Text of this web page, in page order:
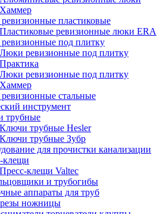
Хаммер
пластиковые
Пластиковые ревизионные люки ERA
под плитку
Люки ревизионные под плитку
Практика
Люки ревизионные под плитку
Хаммер
стальные
инструмент
трубные
Ключи трубные Hesler
Ключи трубные Зубр
для прочистки канализации
клещи
Пресс-клещи Valtec
и трубогибы
аппараты для труб
ножницы